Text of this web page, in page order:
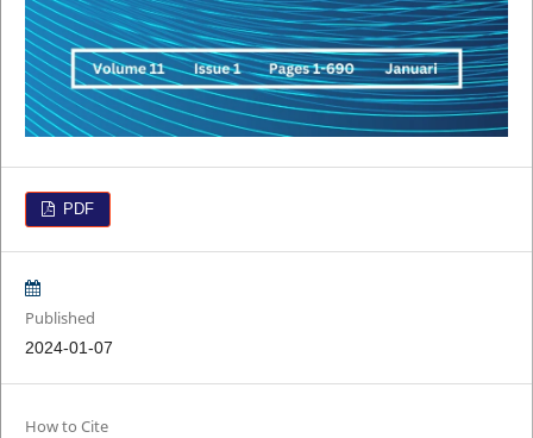
PDF
Published
2024-01-07
How to Cite